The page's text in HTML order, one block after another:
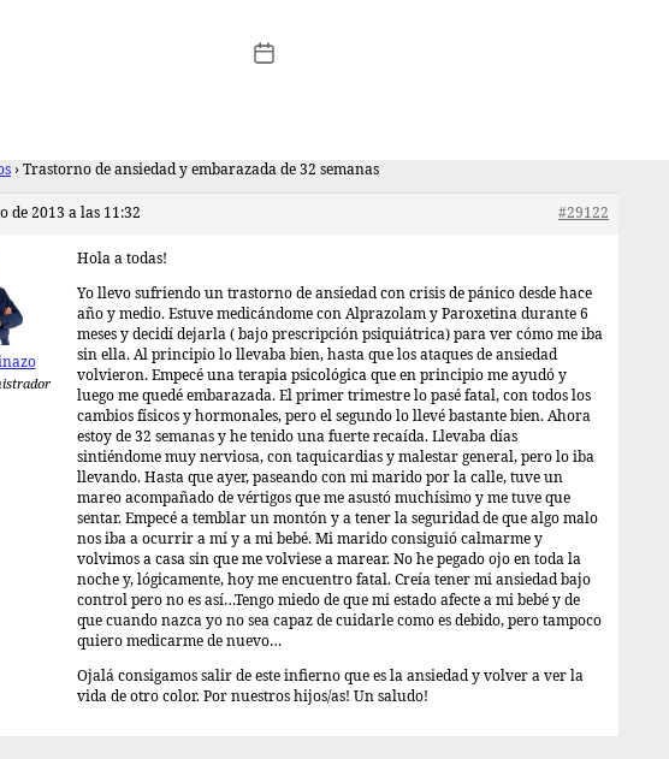
› Trastorno de ansiedad y embarazada de 32 semanas
de 2013 a las 11:32 #29122
Hola a todas!
Yo llevo sufriendo un trastorno de ansiedad con crisis de pánico desde hace
año y medio. Estuve medicándome con Alprazolam y Paroxetina durante 6
meses y decidí dejarla ( bajo prescripción psiquiátrica) para ver cómo me iba
sin ella. Al principio lo llevaba bien, hasta que los ataques de ansiedad
volvieron. Empecé una terapia psicológica que en principio me ayudó y
luego me quedé embarazada. El primer trimestre lo pasé fatal, con todos los
cambios físicos y hormonales, pero el segundo lo llevé bastante bien. Ahora
estoy de 32 semanas y he tenido una fuerte recaída. Llevaba días
sintiéndome muy nerviosa, con taquicardias y malestar general, pero lo iba
llevando. Hasta que ayer, paseando con mi marido por la calle, tuve un
mareo acompañado de vértigos que me asustó muchísimo y me tuve que
sentar. Empecé a temblar un montón y a tener la seguridad de que algo malo
nos iba a ocurrir a mí y a mi bebé. Mi marido consiguió calmarme y
volvimos a casa sin que me volviese a marear. No he pegado ojo en toda la
noche y, lógicamente, hoy me encuentro fatal. Creía tener mi ansiedad bajo
control pero no es así…Tengo miedo de que mi estado afecte a mi bebé y de
que cuando nazca yo no sea capaz de cuidarle como es debido, pero tampoco
quiero medicarme de nuevo…
Ojalá consigamos salir de este infierno que es la ansiedad y volver a ver la
vida de otro color. Por nuestros hijos/as! Un saludo!